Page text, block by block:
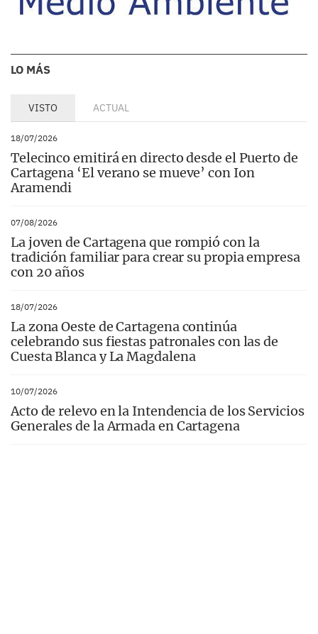
LO MÁS
VISTO ACTUAL
18/07/2026
Telecinco emitirá en directo desde el Puerto de
Cartagena ‘El verano se mueve’ con Ion
Aramendi
07/08/2026
La joven de Cartagena que rompió con la
tradición familiar para crear su propia empresa
con 20 años
18/07/2026
La zona Oeste de Cartagena continúa
celebrando sus fiestas patronales con las de
Cuesta Blanca y La Magdalena
10/07/2026
Acto de relevo en la Intendencia de los Servicios
Generales de la Armada en Cartagena